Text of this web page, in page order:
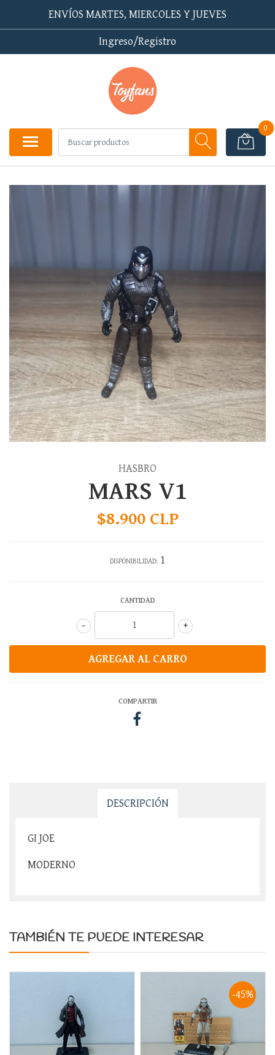
ENVÍOS MARTES, MIERCOLES Y JUEVES
Ingreso/Registro
0
HASBRO
MARS V1
$8.900 CLP
DISPONIBILIDAD: 1
CANTIDAD
+
-
COMPARTIR
DESCRIPCIÓN
GI JOE
MODERNO
TAMBIÉN TE PUEDE INTERESAR
-45%